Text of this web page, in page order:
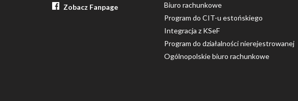
Zobacz Fanpage
Biuro rachunkowe
Program do CIT-u estońskiego
Integracja z KSeF
Program do działalności nierejestrowanej
Ogólnopolskie biuro rachunkowe